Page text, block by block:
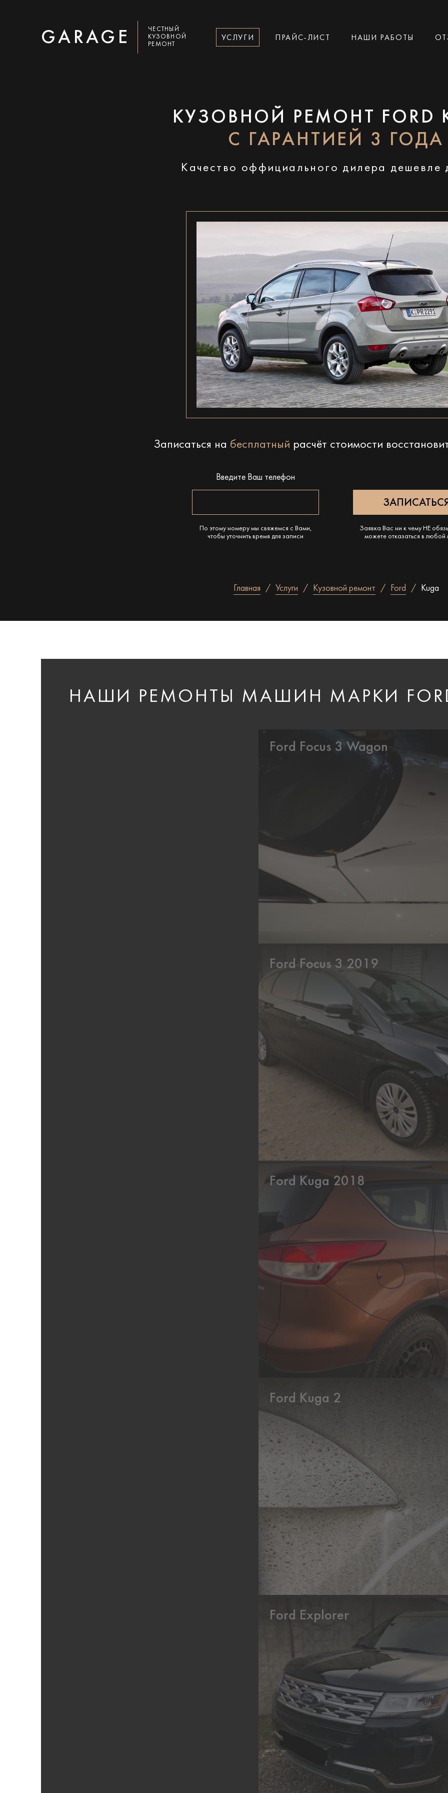
GARAGE
ЧЕСТНЫЙ
КУЗОВНОЙ
РЕМОНТ
УСЛУГИ ПРАЙС-ЛИСТ НАШИ РАБОТЫ
КУЗОВНОЙ РЕМОНТ FORD
С ГАРАНТИЕЙ 3 ГОДА
Качество оффициального дилера дешевле
Записаться на бесплатный расчёт стоимости
Введите Ваш телефон
По этому номеру мы свяжемся с Вами,
чтобы уточнить время для записи
Заявка Вас ни к чему НЕ
можете отказаться в любой
Главная Услуги Кузовной ремонт Ford Kuga
НАШИ РЕМОНТЫ МАШИН МАРКИ
Ford Focus 3 Wagon
Ford Focus 3 2019
Ford Kuga 2018
Ford Kuga 2
Ford Explorer